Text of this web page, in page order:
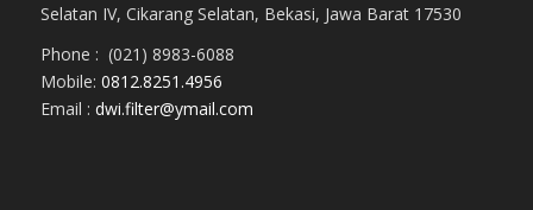
Selatan IV, Cikarang Selatan, Bekasi, Jawa Barat 17530
Phone : (021) 8983-6088
Mobile: 0812.8251.4956
Email : dwi.filter@ymail.com